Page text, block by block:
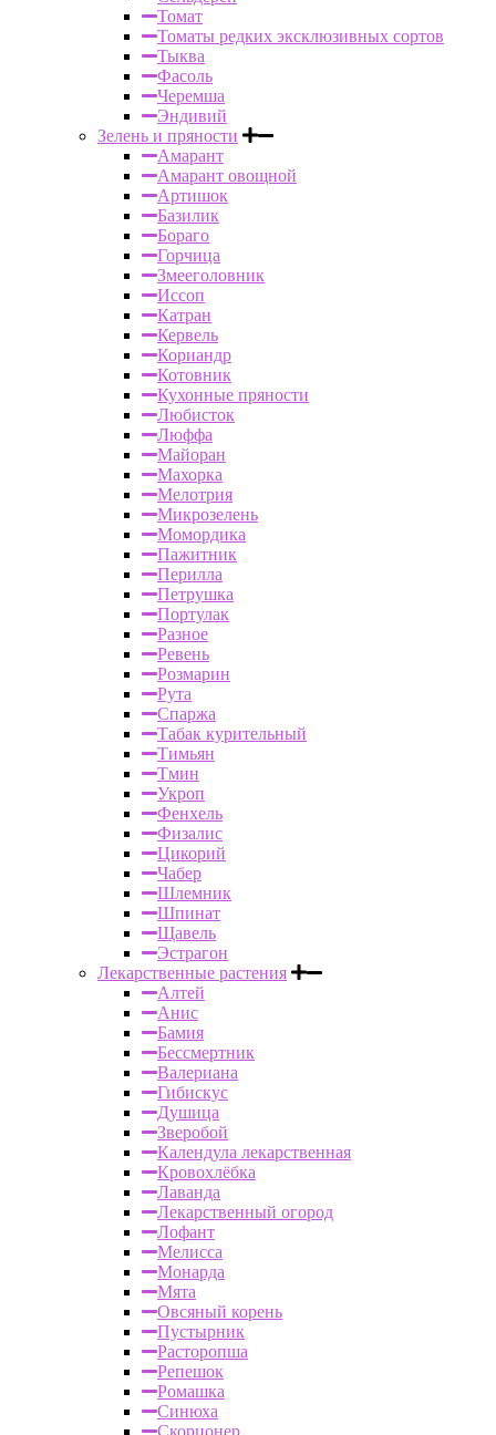
Томат
Томаты редких эксклюзивных сортов
Тыква
Фасоль
Черемша
Эндивий
Зелень и пряности
Амарант
Амарант овощной
Артишок
Базилик
Бораго
Горчица
Змееголовник
Иссоп
Катран
Кервель
Кориандр
Котовник
Кухонные пряности
Любисток
Люффа
Майоран
Махорка
Мелотрия
Микрозелень
Момордика
Пажитник
Перилла
Петрушка
Портулак
Разное
Ревень
Розмарин
Рута
Спаржа
Табак курительный
Тимьян
Тмин
Укроп
Фенхель
Физалис
Цикорий
Чабер
Шлемник
Шпинат
Щавель
Эстрагон
Лекарственные растения
Алтей
Анис
Бамия
Бессмертник
Валериана
Гибискус
Душица
Зверобой
Календула лекарственная
Кровохлёбка
Лаванда
Лекарственный огород
Лофант
Мелисса
Монарда
Мята
Овсяный корень
Пустырник
Расторопша
Репешок
Ромашка
Синюха
Скорцонер